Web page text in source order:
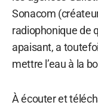
Sonacom
radiophonique de
apaisant, a
mettre l’eau à la
À écouter et